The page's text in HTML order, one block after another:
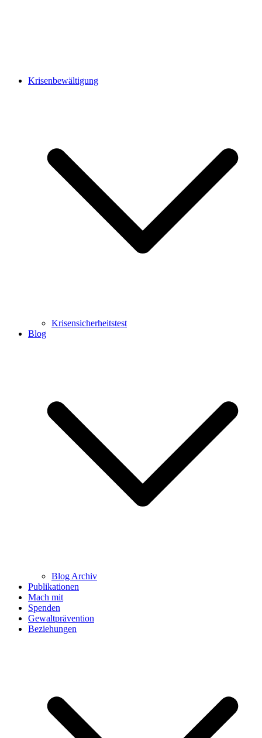
Krisenbewältigung
Krisensicherheitstest
Blog
Blog Archiv
Publikationen
Mach mit
Spenden
Gewaltprävention
Beziehungen